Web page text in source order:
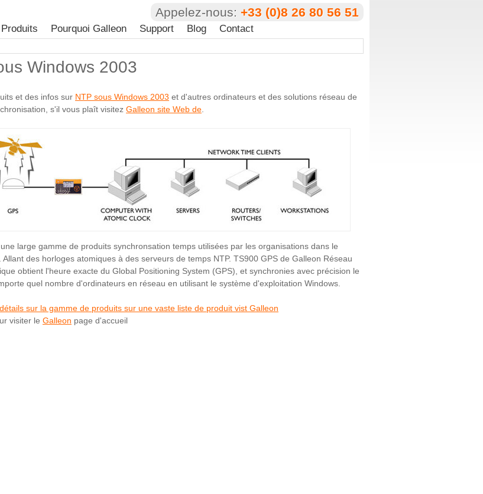
Appelez-nous: +33 (0)8 26 80 56 51
Produits Pourquoi Galleon Support Blog Contact
Windows 2003
et des infos sur NTP sous Windows 2003 et d'autres ordinateurs et des solutions réseau de
s'il vous plaît visitez Galleon site Web de
large gamme de produits synchronsation temps utilisées par les organisations dans le
Allant des horloges atomiques à des serveurs de temps NTP. TS900 GPS de Galleon Réseau
obtient l'heure exacte du Global Positioning System (GPS), et synchronies avec précision le
quel nombre d'ordinateurs en réseau en utilisant le système d'exploitation Windows.
sur la gamme de produits sur une vaste liste de produit vist Galleon
visiter le Galleon page d'accueil